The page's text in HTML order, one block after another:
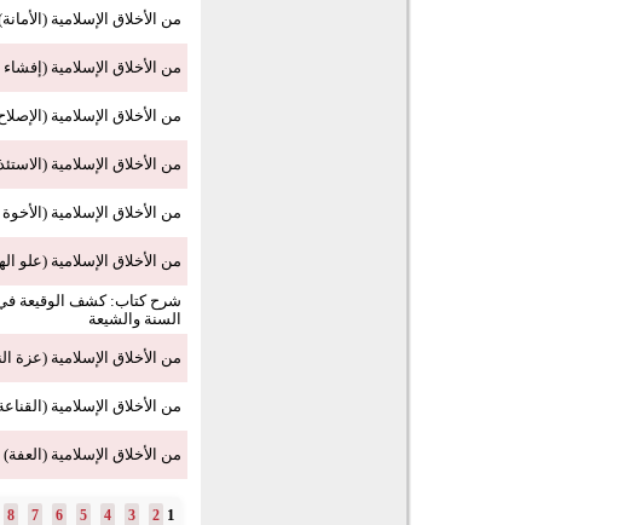
من الأخلاق الإسلامية
من الأخلاق الإسلامية
من الأخلاق الإسلامية
من الأخلاق الإسلامية
من الأخلاق الإسلامية
من الأخلاق الإسلامية (علو
شرح كتاب: كشف الوقيعة
السنة والشيعة
من الأخلاق الإسلامية (عزة
من الأخلاق الإسلامية
من الأخلاق الإسلامية (العفة)
1
2
3
4
5
6
7
8